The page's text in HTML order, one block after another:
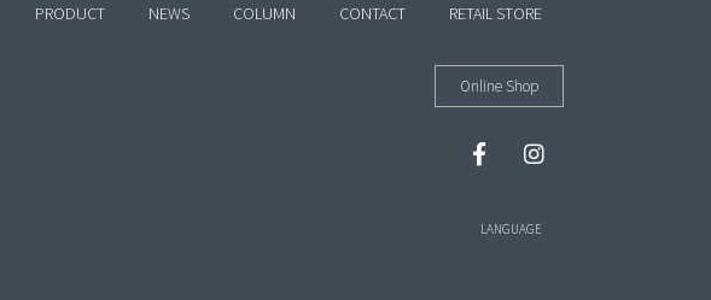
PRODUCT NEWS COLUMN CONTACT RETAIL STORE
Online Shop
LANGUAGE